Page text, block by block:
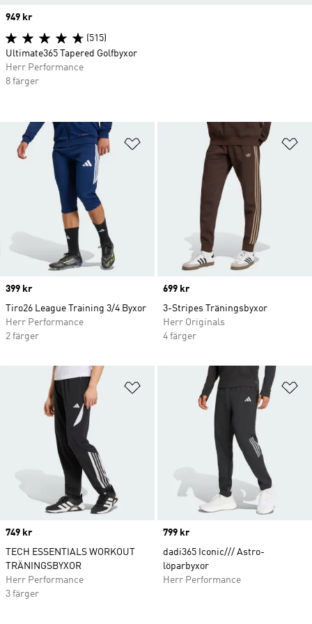
Lägg till på önskelistan
Price
399 kr
Tiro26 League Training 3/4 Byxor
Herr Performance
2 färger
Price
699 kr
3-Stripes Träningsbyxor
Herr Originals
4 färger
Lägg till på önskelistan
Price
749 kr
TECH ESSENTIALS WORKOUT
TRÄNINGSBYXOR
Herr Performance
3 färger
Price
799 kr
dadi365 Iconic/// Astro-
löparbyxor
Herr Performance
Price
949 kr
(515)
Ultimate365 Tapered Golfbyxor
Herr Performance
8 färger